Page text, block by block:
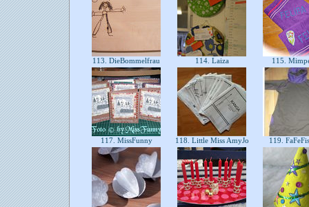
113. DieBommelfrau 114. Laiza 115.
117. MissFunny 118. Little Miss AmyJo 119.